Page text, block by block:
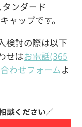
ンダード
ャップです。
検討の際は以下
せはお電話(365
わせフォームよ